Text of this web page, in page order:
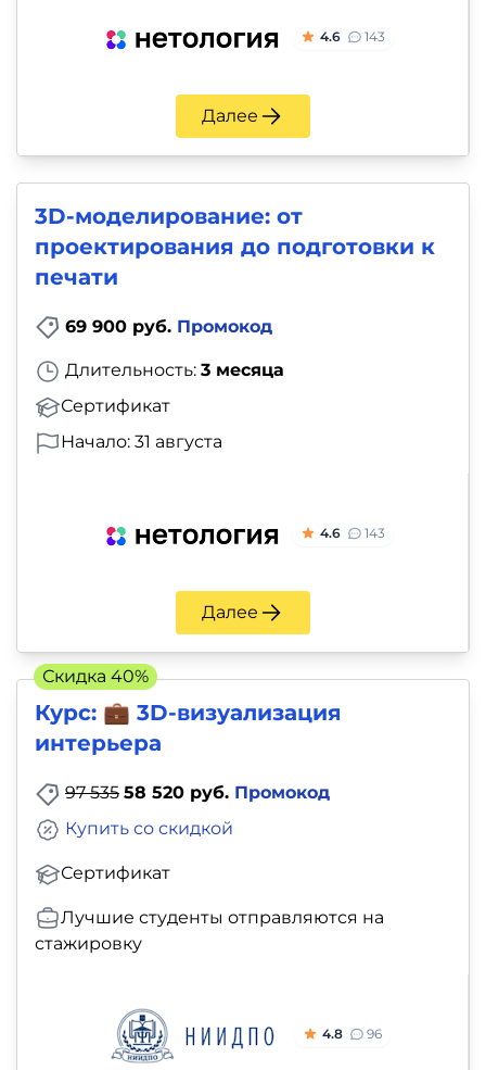
4.6 143
Далее
3D-моделирование: от
проектирования до подготовки к
печати
69 900 руб. Промокод
Длительность: 3 месяца
Сертификат
Начало: 31 августа
4.6 143
Далее
Курс: 💼 3D-визуализация
интерьера
97 535 58 520 руб. Промокод
Сертификат
Купить со скидкой
Лучшие студенты отправляются на
стажировку
4.8 96
Скидка 40%